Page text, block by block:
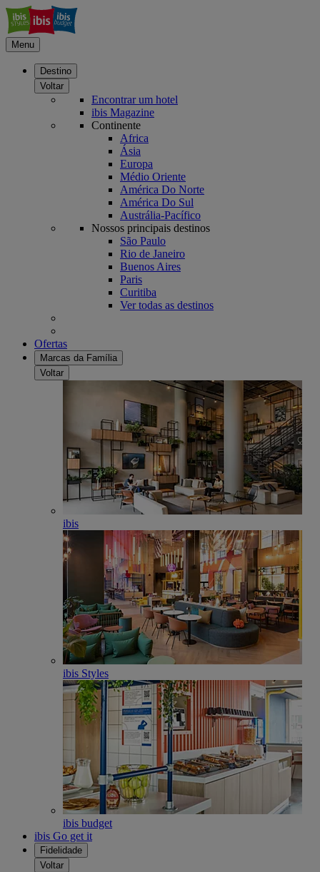
Menu
Destino
Voltar
Encontrar um hotel
ibis Magazine
Continente
Africa
Ásia
Europa
Médio Oriente
América Do Norte
América Do Sul
Austrália-Pacífico
Nossos principais destinos
São Paulo
Rio de Janeiro
Buenos Aires
Paris
Curitiba
Ver todas as destinos
Ofertas
Marcas da Família
Voltar
ibis
ibis Styles
ibis budget
ibis Go get it
Fidelidade
Voltar